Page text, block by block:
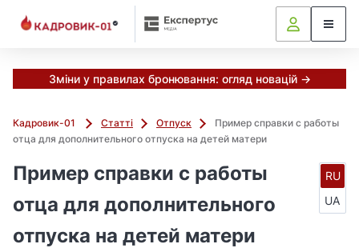
Зміни у правилах бронювання: огляд новацій →
Кадровик-01 Статті Отпуск
Пример справки с работы
отца для дополнительного отпуска на детей матери
Пример справки с работы
отца для дополнительного
отпуска на детей матери
RU
UA